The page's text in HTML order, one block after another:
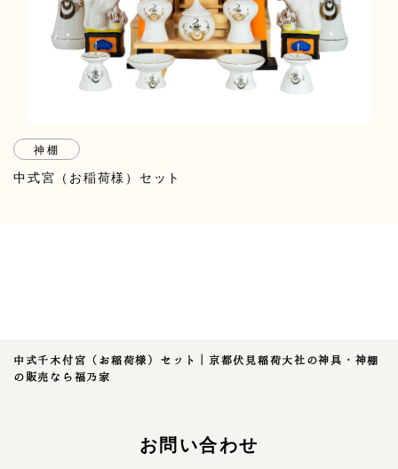
神棚
中式宮（お稲荷様）セット
中式千木付宮（お稲荷様）セット｜京都伏見稲荷大社の神具・神棚
の販売なら福乃家
お問い合わせ